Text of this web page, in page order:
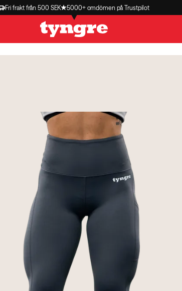
Fri frakt från 500 SEK 5000+ omdömen på Trustpilot